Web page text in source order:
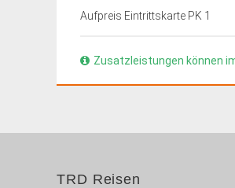
Aufpreis Eintrittskarte PK 1
Zusatzleistungen können
TRD Reisen